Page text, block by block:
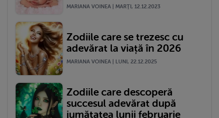
MARIANA VOINEA | MARŢI, 12.12.2023
Zodiile care se trezesc cu
adevărat la viață în 2026
MARIANA VOINEA | LUNI, 22.12.2025
Zodiile care descoperă
succesul adevărat după
jumătatea lunii februarie